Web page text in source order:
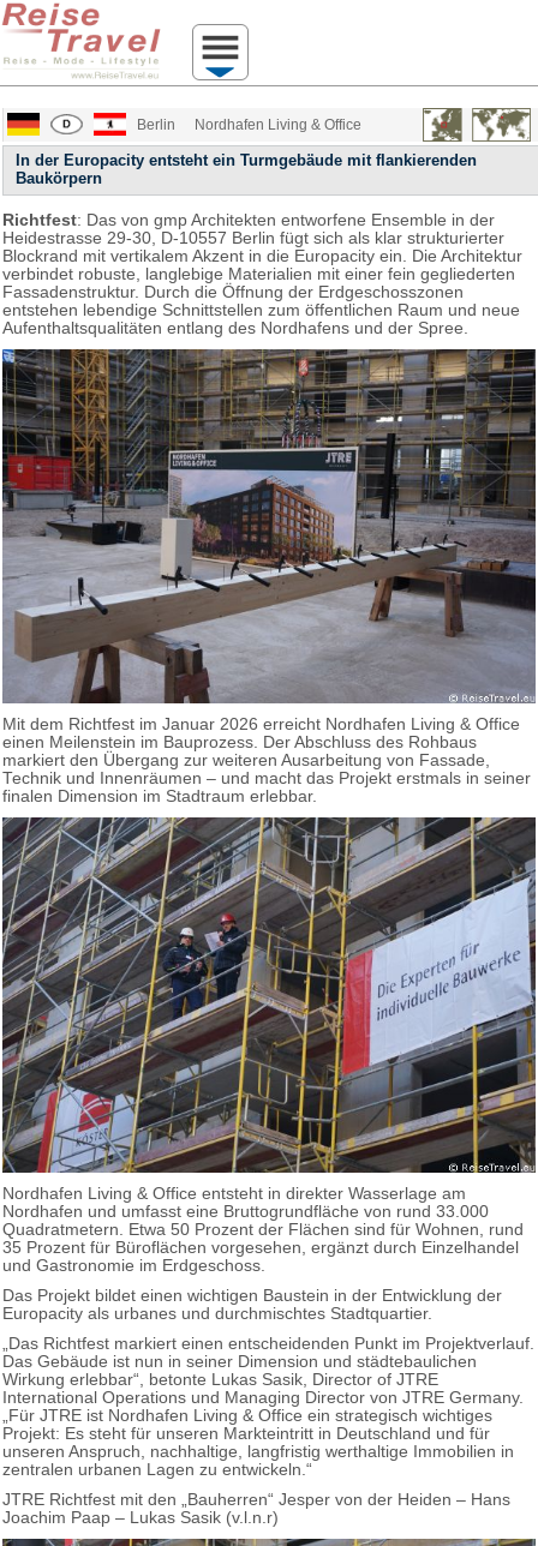
Berlin Nordhafen Living & Office
In der Europacity entsteht ein Turmgebäude mit flankierenden
Baukörpern
Richtfest: Das von gmp Architekten entworfene Ensemble in der
Heidestrasse 29-30, D-10557 Berlin fügt sich als klar strukturierter
Blockrand mit vertikalem Akzent in die Europacity ein. Die Architektur
verbindet robuste, langlebige Materialien mit einer fein gegliederten
Fassadenstruktur. Durch die Öffnung der Erdgeschosszonen
entstehen lebendige Schnittstellen zum öffentlichen Raum und neue
Aufenthaltsqualitäten entlang des Nordhafens und der Spree.
Mit dem Richtfest im Januar 2026 erreicht Nordhafen Living & Office
einen Meilenstein im Bauprozess. Der Abschluss des Rohbaus
markiert den Übergang zur weiteren Ausarbeitung von Fassade,
Technik und Innenräumen – und macht das Projekt erstmals in seiner
finalen Dimension im Stadtraum erlebbar.
Nordhafen Living & Office entsteht in direkter Wasserlage am
Nordhafen und umfasst eine Bruttogrundfläche von rund 33.000
Quadratmetern. Etwa 50 Prozent der Flächen sind für Wohnen, rund
35 Prozent für Büroflächen vorgesehen, ergänzt durch Einzelhandel
und Gastronomie im Erdgeschoss.
Das Projekt bildet einen wichtigen Baustein in der Entwicklung der
Europacity als urbanes und durchmischtes Stadtquartier.
„Das Richtfest markiert einen entscheidenden Punkt im Projektverlauf.
Das Gebäude ist nun in seiner Dimension und städtebaulichen
Wirkung erlebbar“, betonte Lukas Sasik, Director of JTRE
International Operations und Managing Director von JTRE Germany.
„Für JTRE ist Nordhafen Living & Office ein strategisch wichtiges
Projekt: Es steht für unseren Markteintritt in Deutschland und für
unseren Anspruch, nachhaltige, langfristig werthaltige Immobilien in
zentralen urbanen Lagen zu entwickeln.“
JTRE Richtfest mit den „Bauherren“ Jesper von der Heiden – Hans
Joachim Paap – Lukas Sasik (v.l.n.r)